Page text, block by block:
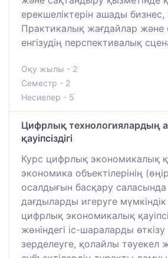
ерекшеліктерін ашады бизнес,
Практикалық жағдайлар және
енгізудің перспективалық
Оқу жылы - 2
Семестр - 2
Несиелер - 5
Цифрлық технологиялардың
қауіпсіздігі
Курс цифрлық экономикалық
экономика объектілерінің
осалдығын басқару саласында
дағдыларды игеруге мүмкіндік
цифрлық экономикалық
жөніндегі іс-шараларды өткізу
зерделеуге, қолайлы тәуекел